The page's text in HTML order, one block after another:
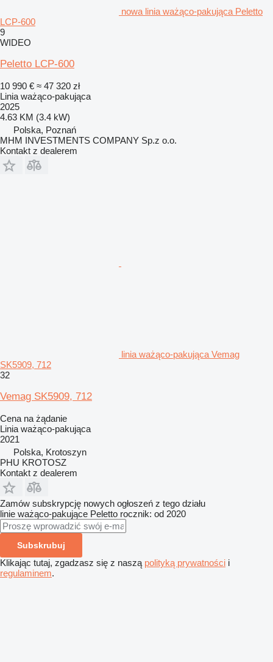
nowa linia ważąco-pakująca Peletto
LCP-600
9
WIDEO
Peletto LCP-600
10 990 € ≈ 47 320 zł
Linia ważąco-pakująca
2025
4.63 KM (3.4 kW)
Polska, Poznań
MHM INVESTMENTS COMPANY Sp.z o.o.
Kontakt z dealerem
linia ważąco-pakująca Vemag
SK5909, 712
32
Vemag SK5909, 712
Cena na żądanie
Linia ważąco-pakująca
2021
Polska, Krotoszyn
PHU KROTOSZ
Kontakt z dealerem
Zamów subskrypcję nowych ogłoszeń z tego działu
linie ważąco-pakujące Peletto rocznik: od 2020
Subskrubuj
Klikając tutaj, zgadzasz się z naszą polityką prywatności i
regulaminem.